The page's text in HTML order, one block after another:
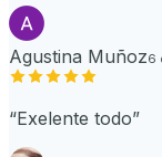
Agustina Muñoz6
“Exelente todo”